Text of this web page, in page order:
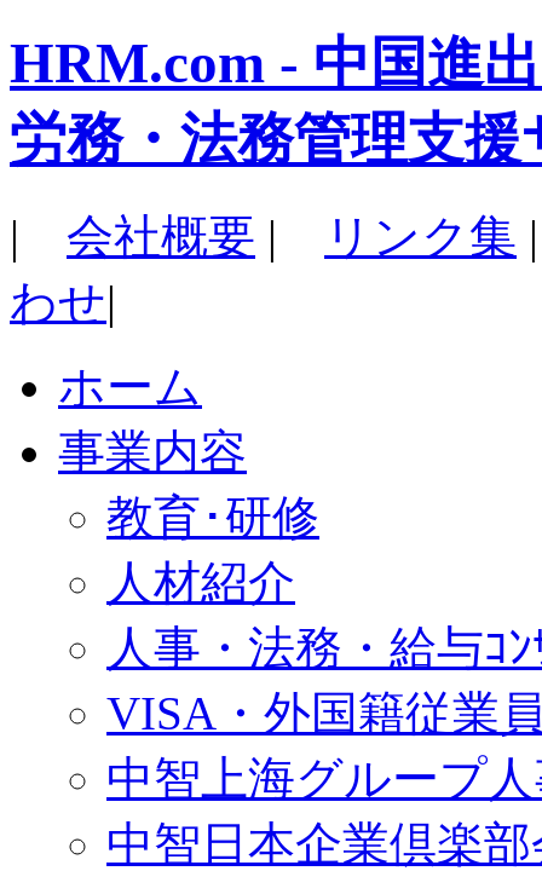
HRM.com - 中国進
労務・法務管理支援
| 会社概要 | リンク集
わせ|
ホーム
事業内容
教育･研修
人材紹介
人事・法務・給与ｺﾝ
VISA・外国籍従業
中智上海グループ
中智日本企業倶楽